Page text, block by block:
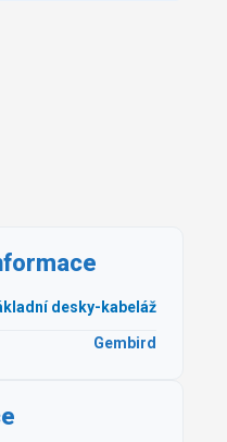
desky-kabeláž
Gembird